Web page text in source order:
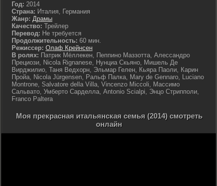
Год: 2014
Страна: Италия, Германия
Жанр: Драмы
Качество: Трейлер
Перевод: Не требуется
Продолжительность: 60 мин.
Режиссер: Олаф Крейнсен
В ролях: Патрик Мёллекен, Пеппино Маззотта, Алессандро
Прециози, Nicola Rignanese, Нунциа Скьяно, Мишель Де
Вирджилио, Таня Ведхорн, Эльмар Гелен, Кьяра Паоли, Карин
Пройа, Nicola Jürgensen, Ральф Палка, Mary de Gennaro, Luciano
Montrone, Salvatore della Villa, Vincenzo Miccoli, Массимо
Сальвато, Умберто Сарделла, Antonio Scialpi, Энцо Стрипполи,
Franco Paltera
Моя прекрасная итальянская семья (2014) смотреть
онлайн